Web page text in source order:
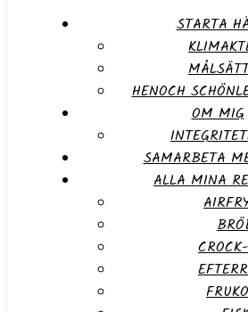
STARTA
HENOCH
OM MIG
SAMARBETA
ALLA MINA